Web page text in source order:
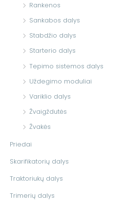
Rankenos
Sankabos dalys
Stabdžio dalys
Starterio dalys
Tepimo sistemos dalys
Uždegimo moduliai
Variklio dalys
Žvaigždutės
Žvakės
Priedai
Skarifikatorių dalys
Traktoriukų dalys
Trimerių dalys